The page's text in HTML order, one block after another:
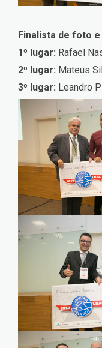
Finalista de foto
1º lugar: Rafael
2º lugar: Mateus
3º lugar: Leandro